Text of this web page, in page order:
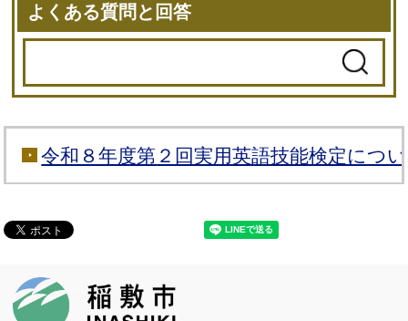
よくある質問と回答
令和８年度第２回実用英語技能検定につ